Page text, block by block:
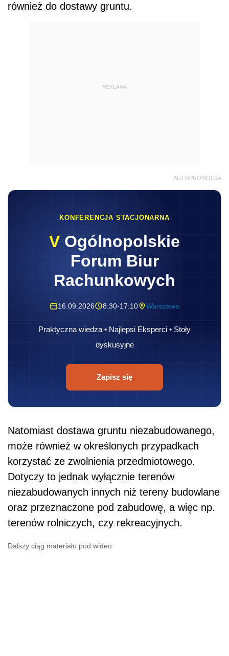
również do dostawy gruntu.
REKLAMA
AUTOPROMOCJA
KONFERENCJA STACJONARNA
V Ogólnopolskie
Forum Biur
Rachunkowych
16.09.2026 8:30-17:10 Warszawa
Praktyczna wiedza • Najlepsi Eksperci • Stoły
dyskusyjne
Zapisz się
Natomiast dostawa gruntu niezabudowanego,
może również w określonych przypadkach
korzystać ze zwolnienia przedmiotowego.
Dotyczy to jednak wyłącznie terenów
niezabudowanych innych niż tereny budowlane
oraz przeznaczone pod zabudowę, a więc np.
terenów rolniczych, czy rekreacyjnych.
Dalszy ciąg materiału pod wideo